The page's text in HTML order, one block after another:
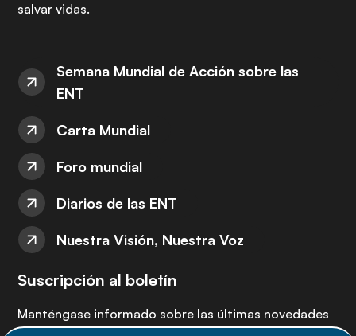
salvar vidas.
Semana Mundial de Acción sobre las
ENT
Carta Mundial
Foro mundial
Diarios de las ENT
Nuestra Visión, Nuestra Voz
Suscripción al boletín
Manténgase informado sobre las últimas novedades